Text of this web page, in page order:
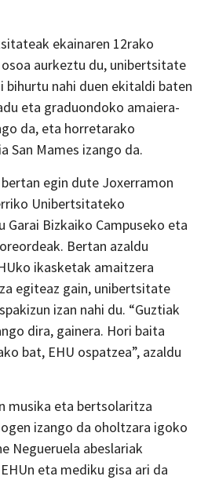
ekainaren 12rako
aurkeztu du, unibertsitate
bihurtu nahi duen ekitaldi baten
eta graduondoko amaiera-
da, eta horretarako
San Mames izango da.
egin dute Joxerramon
Unibertsitateko
Bizkaiko Campuseko eta
Bertan azaldu
ikasketak amaitzera
egiteaz gain, unibertsitate
izan nahi du. “Guztiak
dira, gainera. Hori baita
bat, EHU ospatzea”, azaldu
musika eta bertsolaritza
izango da oholtzara igoko
Negueruela abeslariak
eta mediku gisa ari da